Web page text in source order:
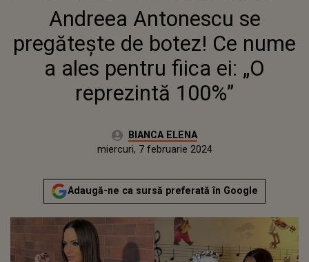
PREGĂTEȘTE DE BOTEZ! CE
NUME A ALES PENTRU FIICA EI:
„O REPREZINTĂ 100%”
Andreea Antonescu se
pregătește de botez! Ce nume
a ales pentru fiica ei: „O
reprezintă 100%”
Autor:BIANCA ELENA
marți, 7 februarie 2023Actualizat:
miercuri, 7 februarie 2024
Adaugă-ne ca sursă preferată în Google